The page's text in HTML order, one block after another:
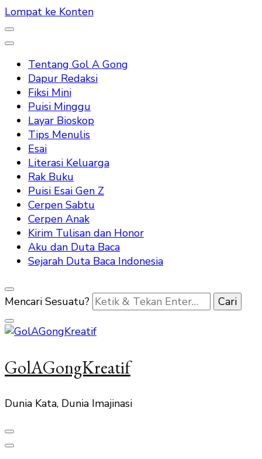
Lompat ke Konten
Tentang Gol A Gong
Dapur Redaksi
Fiksi Mini
Puisi Minggu
Layar Bioskop
Tips Menulis
Esai
Literasi Keluarga
Rak Buku
Puisi Esai Gen Z
Cerpen Sabtu
Cerpen Anak
Kirim Tulisan dan Honor
Aku dan Duta Baca
Sejarah Duta Baca Indonesia
Mencari Sesuatu?
GolAGongKreatif
Dunia Kata, Dunia Imajinasi